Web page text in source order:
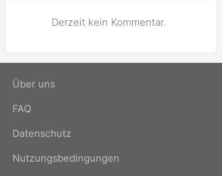
Derzeit kein Kommentar.
Über uns
FAQ
Datenschutz
Nutzungsbedingungen